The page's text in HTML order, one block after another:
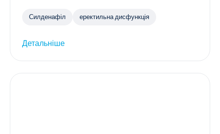
Силденафіл еректильна дисфункція
Детальніше